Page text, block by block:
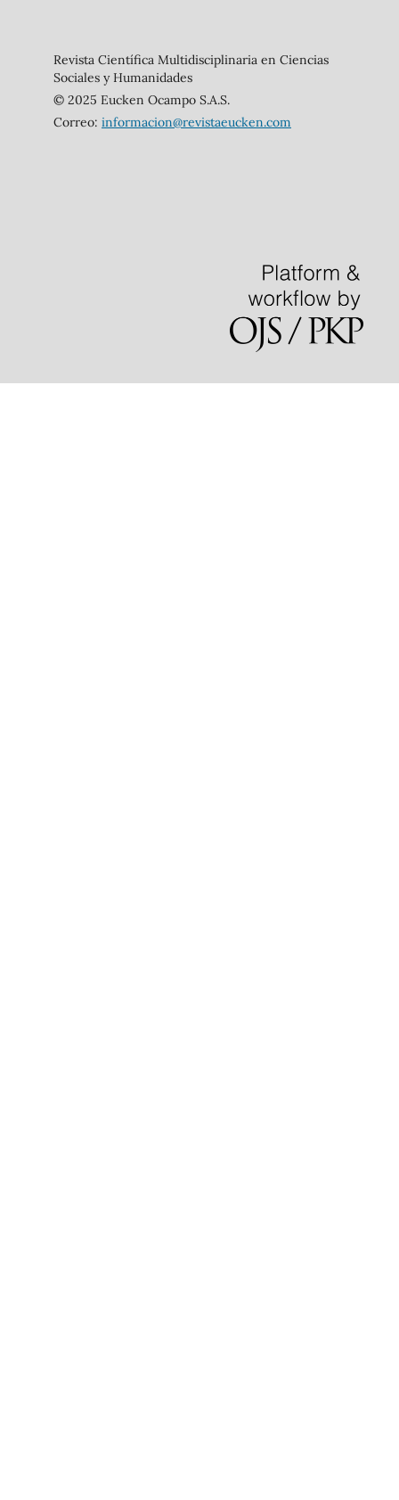
Revista Científica Multidisciplinaria en Ciencias
Sociales y Humanidades
© 2025 Eucken Ocampo S.A.S.
Correo: informacion@revistaeucken.com